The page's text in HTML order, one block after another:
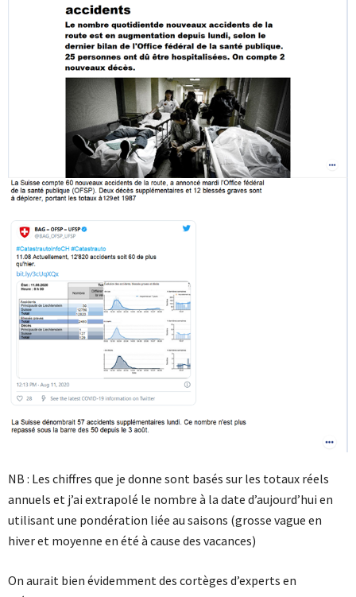
NB : Les chiffres que je donne sont basés sur les totaux réels
annuels et j’ai extrapolé le nombre à la date d’aujourd’hui en
utilisant une pondération liée au saisons (grosse vague en
hiver et moyenne en été à cause des vacances)
On aurait bien évidemment des cortèges d’experts en